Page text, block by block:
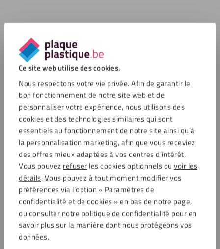
Ce site web utilise des cookies.
Nous respectons votre vie privée. Afin de garantir le
bon fonctionnement de notre site web et de
personnaliser votre expérience, nous utilisons des
cookies et des technologies similaires qui sont
essentiels au fonctionnement de notre site ainsi qu’à
la personnalisation marketing, afin que vous receviez
des offres mieux adaptées à vos centres d’intérêt.
Vous pouvezrefuserles cookies optionnels ou voir les
détails. Vous pouvez à tout moment modifier vos
préférences via l’option « Paramètres de
confidentialité et de cookies » en bas de notre page,
ou consulter notre politique de confidentialité pour en
savoir plus sur la manière dont nous protégeons vos
données.